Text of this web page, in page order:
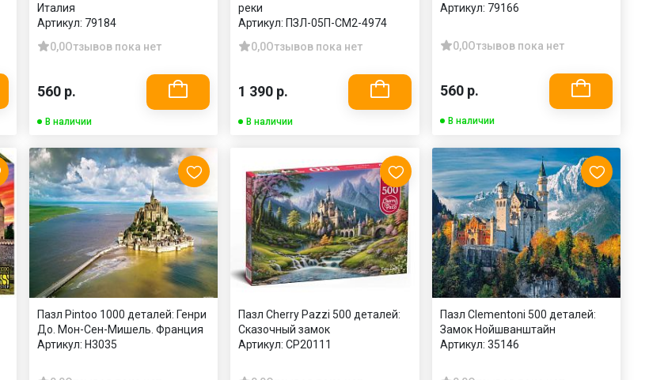
Италия
Артикул: 79184
0,0Отзывов пока нет
560 р.
В наличии
реки
Артикул: ПЗЛ-05П-СМ2-4974
0,0Отзывов пока нет
1 390 р.
В наличии
Артикул: 79166
0,0Отзывов пока нет
560 р.
В наличии
Пазл Pintoo 1000 деталей: Генри
До. Мон-Сен-Мишель. Франция
Артикул: Н3035
Пазл Cherry Pazzi 500 деталей:
Сказочный замок
Артикул: CP20111
Пазл Clementoni 500 деталей:
Замок Нойшванштайн
Артикул: 35146